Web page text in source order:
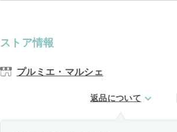
ストア情報
プルミエ・マルシェ
返品について